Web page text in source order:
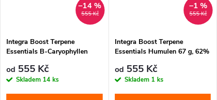
555 Kč
–14 %
Integra Boost Terpene
Essentials B-Caryophyllen
od 555 Kč
Skladem 14 ks
555 Kč
–1 %
Integra Boost Terpene
Essentials Humulen 67 g, 62%
od 555 Kč
Skladem 1 ks